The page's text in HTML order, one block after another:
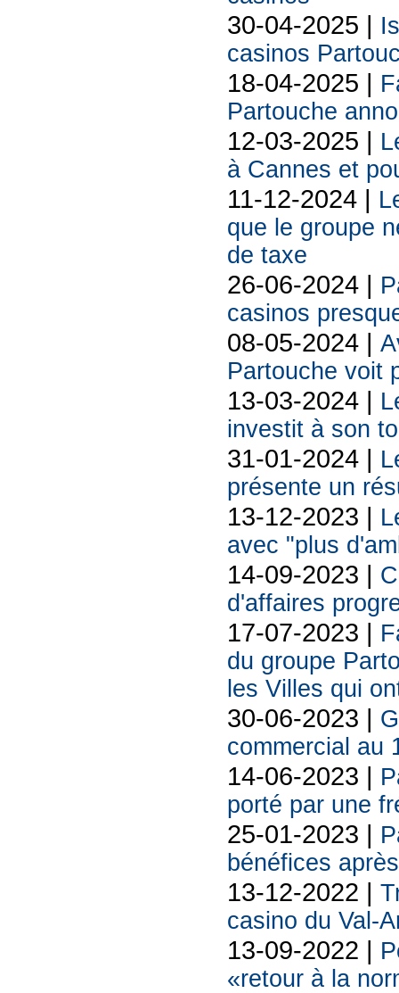
30-04-2025 |
casinos
18-04-2025 |
Partouche
12-03-2025 |
à Cannes et
11-12-2024 |
que le groupe
de taxe
26-06-2024 |
casinos
08-05-2024 |
Partouche voit
13-03-2024 |
investit à son
31-01-2024 |
présente un
13-12-2023 |
avec "plus
14-09-2023 |
d'affaires
17-07-2023 |
du groupe
les Villes qui
30-06-2023 |
commercial au
14-06-2023 |
porté par une
25-01-2023 |
bénéfices
13-12-2022 |
casino du Val-
13-09-2022 |
«retour à la